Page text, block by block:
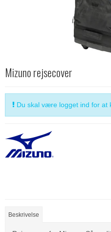
Mizuno rejsecover
Du skal være logget ind for at
Beskrivelse